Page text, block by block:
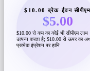
$10.00 ब्रेक-ईवन सीपीएम
$5.00
$10.00 से कम का कोई भी सीपीएम लाभ
उत्पन्न करता है; $10.00 से ऊपर का
प्रत्येक इंप्रेशन पर हानि